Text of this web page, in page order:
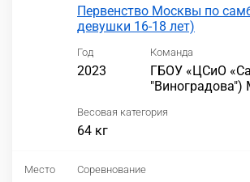
Первенство Москвы по
девушки 16-18 лет)
Год
2023
Команда
ГБОУ «ЦСиО
"Виноградова")
Весовая категория
64 кг
Место Соревнование